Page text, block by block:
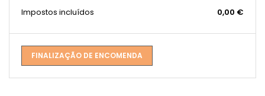
Impostos incluídos
0,00 €
FINALIZAÇÃO DE ENCOMENDA